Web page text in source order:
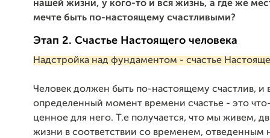
нашей жизни, у кого-то и вся жизнь, а где же
мечте быть по-настоящему счастливыми?
Этап 2. Счастье Настоящего человека
Надстройка над фундаментом - счастье
Человек должен быть по-настоящему счастлив, и
определенный момент времени счастье - это
ценное для него. Т.е получается, что мы живем,
жизни в соответствии со временем, отведенным